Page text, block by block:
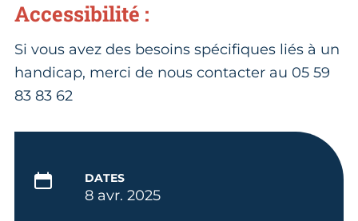
Accessibilité :
Si vous avez des besoins spécifiques liés à un
handicap, merci de nous contacter au 05 59
83 83 62
DATES
8 avr. 2025